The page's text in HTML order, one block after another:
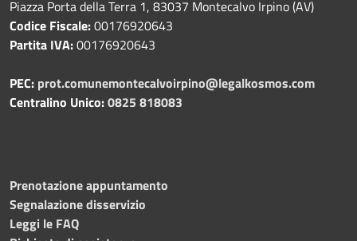
Piazza Porta della Terra 1, 83037 Montecalvo Irpino (AV)
Codice Fiscale:00176920643
Partita IVA:00176920643
PEC: prot.comunemontecalvoirpino@legalkosmos.com
Centralino Unico:0825 818083
Prenotazione appuntamento
Segnalazione disservizio
Leggi le FAQ